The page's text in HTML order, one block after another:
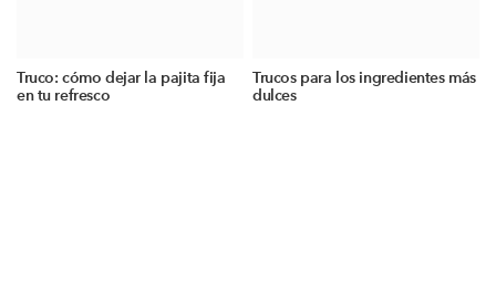
Truco: cómo dejar la pajita fija
en tu refresco
Trucos para los ingredientes más
dulces